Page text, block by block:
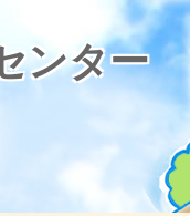
ンター